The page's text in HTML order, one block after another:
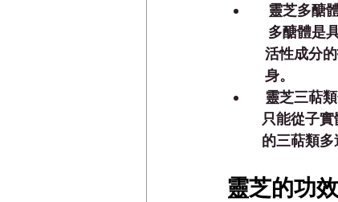
靈芝多醣
多醣
活性成
   身。
靈芝三萜
只能從子
的三萜類
靈芝的功